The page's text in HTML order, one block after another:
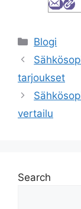
Categories
Blogi
tarjoukset
vertailu
Search